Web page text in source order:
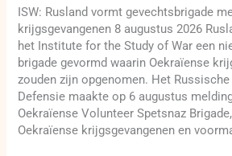
ISW: Rusland vormt gevechtsbrigade
krijgsgevangenen 8 augustus 2026
het Institute for the Study of War een
brigade gevormd waarin Oekraïense
zouden zijn opgenomen. Het
Defensie maakte op 6 augustus
Oekraïense Volunteer Spetsnaz
Oekraïense krijgsgevangenen en